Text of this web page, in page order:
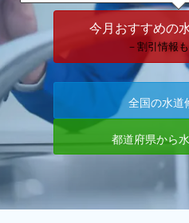
今月おすすめの
－割引情報
全国の水道
都道府県から